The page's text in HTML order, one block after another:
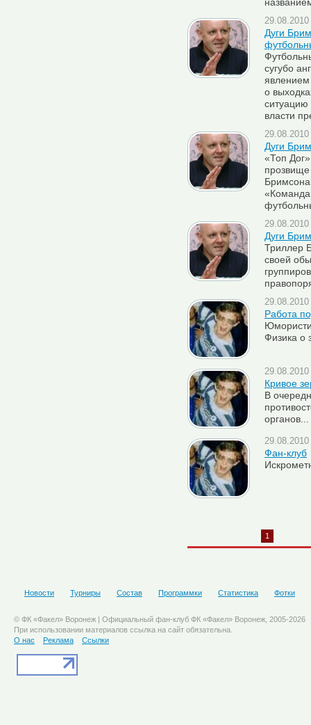
Дуги
сугубо
явлением
о
ситуацию
власти
Дуги
«Топ
Дуги
Триллер
своей
Работа
Физика о
Кривое
В
органов...
Фан-клуб
1
Новости Турниры Состав Программки Статистика Фотки
© ФК «Факел» Воронеж | Официальный фан-клуб ФК «Факел» Воронеж, 2005-2026
При использовании материалов ссылка на сайт обязательна.
О нас
Реклама Ссылки